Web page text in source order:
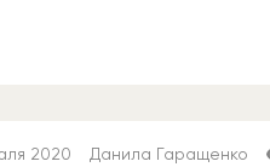
2020 Данила Гаращенко